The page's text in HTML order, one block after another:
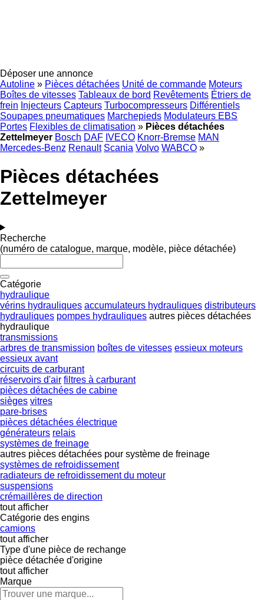
Déposer une annonce
Autoline » Pièces détachées Unité de commande Moteurs
Boîtes de vitesses Tableaux de bord Revêtements Étriers de
frein Injecteurs Capteurs Turbocompresseurs Différentiels
Soupapes pneumatiques Marchepieds Modulateurs EBS
Portes Flexibles de climatisation » Pièces détachées
Zettelmeyer Bosch DAF IVECO Knorr-Bremse MAN
Mercedes-Benz Renault Scania Volvo WABCO »
Pièces détachées
Zettelmeyer
Recherche
(numéro de catalogue, marque, modèle, pièce détachée)
Catégorie
hydraulique
vérins hydrauliques accumulateurs hydrauliques distributeurs
hydrauliques pompes hydrauliques autres pièces détachées
hydraulique
transmissions
arbres de transmission boîtes de vitesses essieux moteurs
essieux avant
circuits de carburant
réservoirs d'air filtres à carburant
pièces détachées de cabine
sièges vitres
pare-brises
pièces détachées électrique
générateurs relais
systèmes de freinage
autres pièces détachées pour système de freinage
systèmes de refroidissement
radiateurs de refroidissement du moteur
suspensions
crémaillères de direction
tout afficher
Catégorie des engins
camions
tout afficher
Type d'une pièce de rechange
pièce détachée d'origine
tout afficher
Marque